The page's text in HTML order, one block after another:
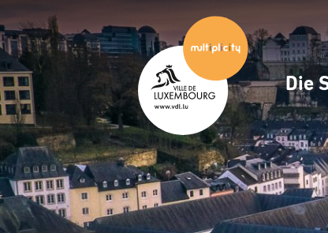
Hauptinhalt
gehen
Die